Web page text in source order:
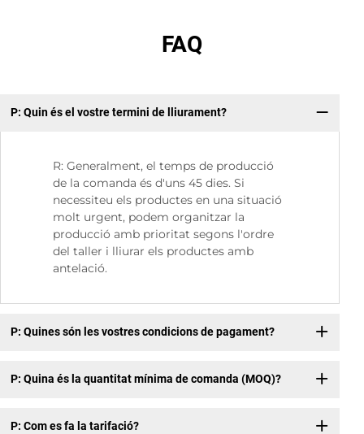
FAQ
P: Quin és el vostre termini de lliurament?
R: Generalment, el temps de producció
de la comanda és d'uns 45 dies. Si
necessiteu els productes en una situació
molt urgent, podem organitzar la
producció amb prioritat segons l'ordre
del taller i lliurar els productes amb
antelació.
P: Quines són les vostres condicions de pagament?
P: Quina és la quantitat mínima de comanda (MOQ)?
P: Com es fa la tarifació?